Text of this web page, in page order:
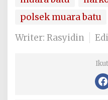
polsek muara batu
Writer: Rasyidin